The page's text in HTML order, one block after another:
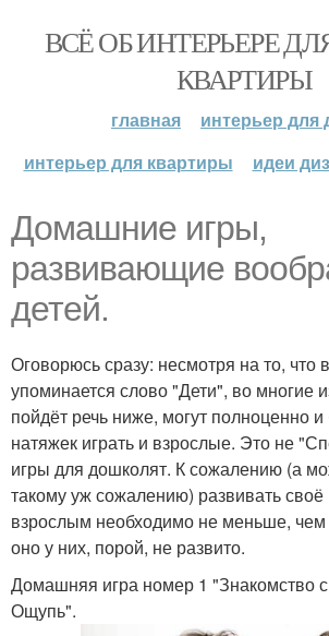
ВСЁ ОБ ИНТЕРЬЕРЕ
КВАРТИРЫ
главная
интерьер для
интерьер для квартиры
идеи
Домашние игры,
развивающие
детей.
Оговорюсь сразу: несмотря на то, что
упоминается слово "Дети", во многие
пойдёт речь ниже, могут полноценно и
натяжек играть и взрослые. Это не
игры для дошколят. К сожалению (а
такому уж сожалению) развивать
взрослым необходимо не меньше, чем
оно у них, порой, не развито.
Домашняя игра номер 1 "Знакомство
Ощупь".